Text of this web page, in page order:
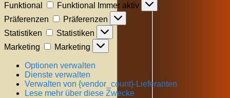
Funktional
Funktional
Immer aktiv
Präferenzen
Präferenzen
Statistiken
Statistiken
Marketing
Marketing
Optionen verwalten
Dienste verwalten
Verwalten von {vendor_count}-Lieferanten
Lese mehr über diese Zwecke